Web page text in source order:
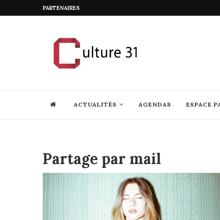
PARTENAIRES
ACTUALITÉS AGENDAS ESPACE
Partage par mail